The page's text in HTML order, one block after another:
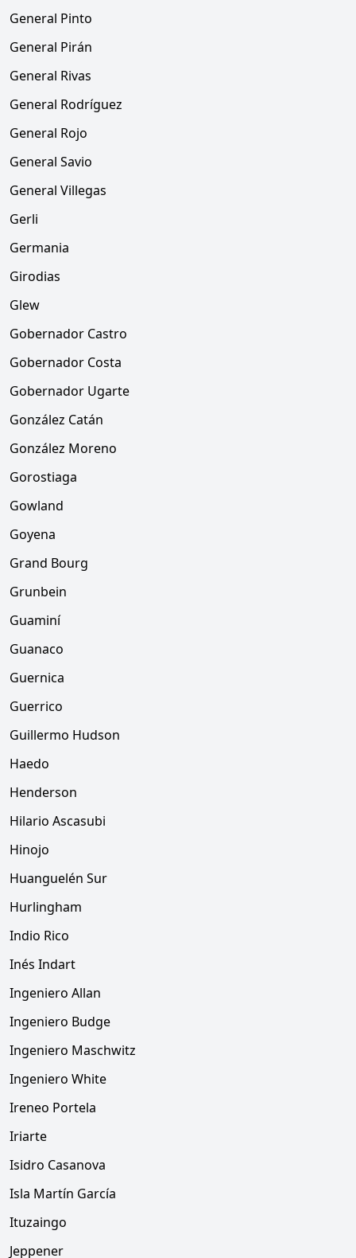
General Pinto
General Pirán
General Rivas
General Rodríguez
General Rojo
General Savio
General Villegas
Gerli
Germania
Girodias
Glew
Gobernador Castro
Gobernador Costa
Gobernador Ugarte
González Catán
González Moreno
Gorostiaga
Gowland
Goyena
Grand Bourg
Grunbein
Guaminí
Guanaco
Guernica
Guerrico
Guillermo Hudson
Haedo
Henderson
Hilario Ascasubi
Hinojo
Huanguelén Sur
Hurlingham
Indio Rico
Inés Indart
Ingeniero Allan
Ingeniero Budge
Ingeniero Maschwitz
Ingeniero White
Ireneo Portela
Iriarte
Isidro Casanova
Isla Martín García
Ituzaingo
Jeppener